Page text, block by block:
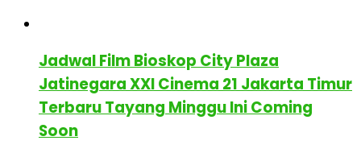
Jadwal Film Bioskop City Plaza
Jatinegara XXI Cinema 21 Jakarta Timur
Terbaru Tayang Minggu Ini Coming
Soon